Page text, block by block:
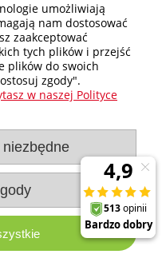
Narzędzi i Akcesoriów
umożliwiają
nam dostosować
zaakceptować
tych plików i przejść
plików do swoich
zgody".
w naszej Polityce